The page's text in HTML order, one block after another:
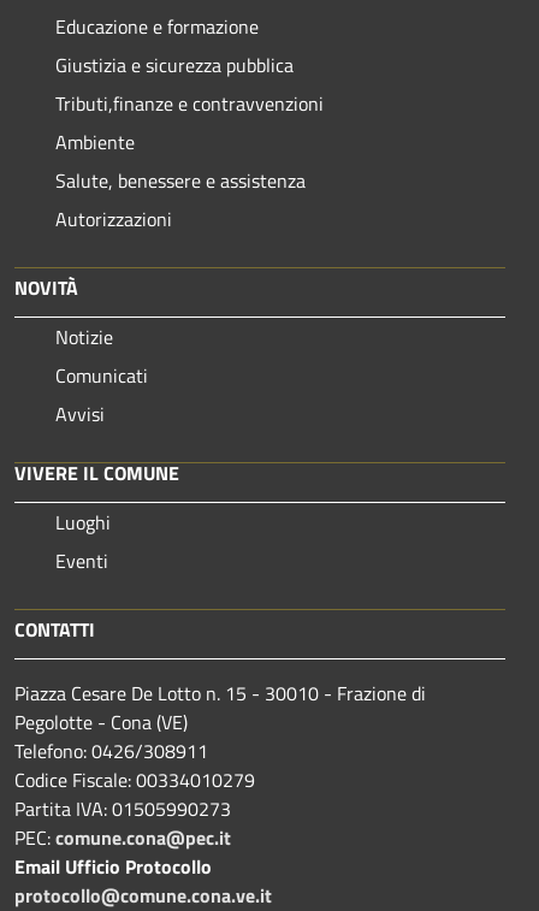
Educazione e formazione
Giustizia e sicurezza pubblica
Tributi,finanze e contravvenzioni
Ambiente
Salute, benessere e assistenza
Autorizzazioni
NOVITÀ
Notizie
Comunicati
Avvisi
VIVERE IL COMUNE
Luoghi
Eventi
CONTATTI
Piazza Cesare De Lotto n. 15 - 30010 - Frazione di
Pegolotte - Cona (VE)
Telefono: 0426/308911
Codice Fiscale: 00334010279
Partita IVA: 01505990273
PEC:comune.cona@pec.it
Email Ufficio Protocollo
protocollo@comune.cona.ve.it